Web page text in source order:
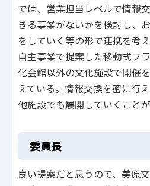
では、営業担当レベルで情報
きる事業がないかを検討し、
をしていく等の形で連携を考
自主事業で提案した移動式プ
化会館以外の文化施設で開催
えている。情報交換を密に行
他施設でも展開していくことが
委員長
良い提案だと思うので、美原